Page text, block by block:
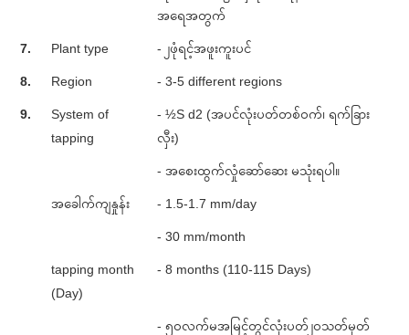
အရေအတွက်
7. Plant type - ၂ဖုံရင့်အဖူးကူးပင်
8. Region - 3-5 different regions
9.
System of
tapping
- ½S d2 (အပင်လုံးပတ်တစ်ဝက်၊ ရက်ခြား
လှီး)
- အစေးထွက်လှုံဆော်ဆေး မသုံးရပါ။
အခေါက်ကျနှုန်း - 1.5-1.7 mm/day
- 30 mm/month
tapping month
(Day)
- 8 months (110-115 Days)
- ၅၀လက်မအမြင့်တွင်လုံးပတ်၂၀သတ်မှတ်